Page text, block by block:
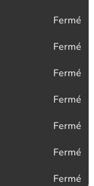
Fermé
Fermé
Fermé
Fermé
Fermé
Fermé
Fermé